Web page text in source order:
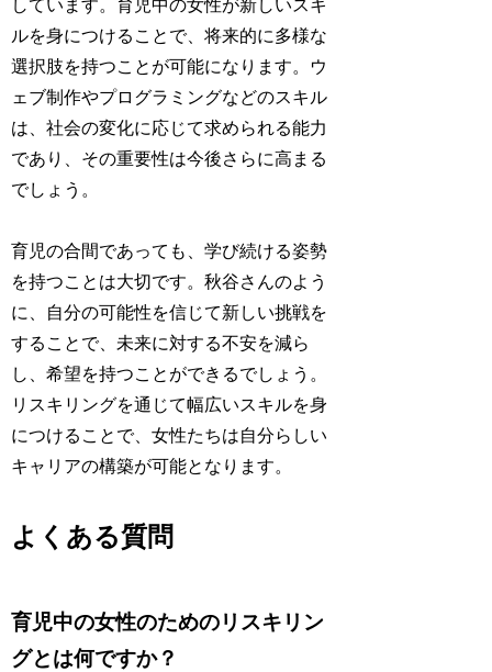
しています。育児中の女性が新しいスキ
ルを身につけることで、将来的に多様な
選択肢を持つことが可能になります。ウ
ェブ制作やプログラミングなどのスキル
は、社会の変化に応じて求められる能力
であり、その重要性は今後さらに高まる
でしょう。
育児の合間であっても、学び続ける姿勢
を持つことは大切です。秋谷さんのよう
に、自分の可能性を信じて新しい挑戦を
することで、未来に対する不安を減ら
し、希望を持つことができるでしょう。
リスキリングを通じて幅広いスキルを身
につけることで、女性たちは自分らしい
キャリアの構築が可能となります。
よくある質問
育児中の女性のためのリスキリン
グとは何ですか？